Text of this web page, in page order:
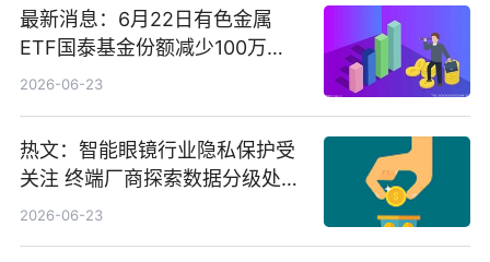
最新消息：6月22日有色金属
ETF国泰基金份额减少100万
份，重仓股紫金矿业、洛阳钼
2026-06-23
热文：智能眼镜行业隐私保护受
关注 终端厂商探索数据分级处理
等方案
2026-06-23